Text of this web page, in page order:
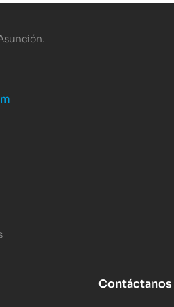
Contáctanos